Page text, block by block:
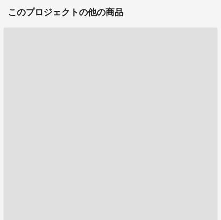
このプロジェクトの他の商品